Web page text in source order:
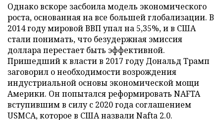
Однако вскоре засбоила модель экономического
роста, основанная на все большей глобализации. В
2014 году мировой ВВП упал на 5,35%, и в США
стали понимать, что безудержная эмиссия
доллара перестает быть эффективной.
Пришедший к власти в 2017 году Дональд Трамп
заговорил о необходимости возрождения
индустриальной основы экономической мощи
Америки. Он попытался реформировать NAFTA
вступившим в силу с 2020 года соглашением
USMCA, которое в США назвали Nafta 2.0.